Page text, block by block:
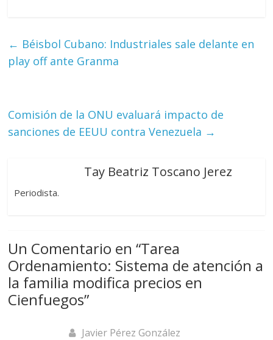
← Béisbol Cubano: Industriales sale delante en
play off ante Granma
Comisión de la ONU evaluará impacto de
sanciones de EEUU contra Venezuela →
Tay Beatriz Toscano Jerez
Periodista.
Un Comentario en “Tarea
Ordenamiento: Sistema de atención a
la familia modifica precios en
Cienfuegos”
Javier Pérez González